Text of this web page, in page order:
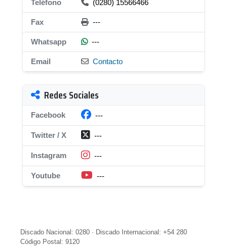
Teléfono (0280) 15566466
Fax ---
Whatsapp ---
Email Contacto
Redes Sociales
Facebook ---
Twitter / X ---
Instagram ---
Youtube ---
Discado Nacional: 0280 · Discado Internacional: +54 280
Código Postal: 9120